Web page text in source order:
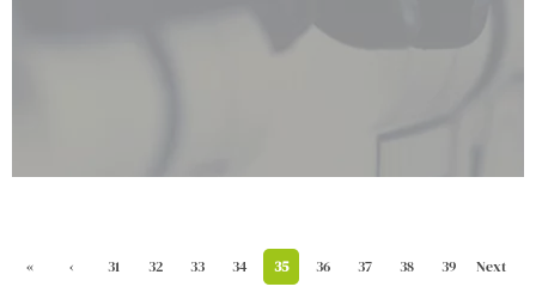
«
‹
31 32 33 34 35 36 37 38 39
Next